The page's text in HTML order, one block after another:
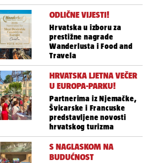
ODLIČNE VIJESTI!
Hrvatska u izboru za
prestižne nagrade
Wanderlusta i Food and
Travela
HRVATSKA LJETNA VEČER
U EUROPA-PARKU!
Partnerima iz Njemačke,
Švicarske i Francuske
predstavljene novosti
hrvatskog turizma
S NAGLASKOM NA
BUDUĆNOST